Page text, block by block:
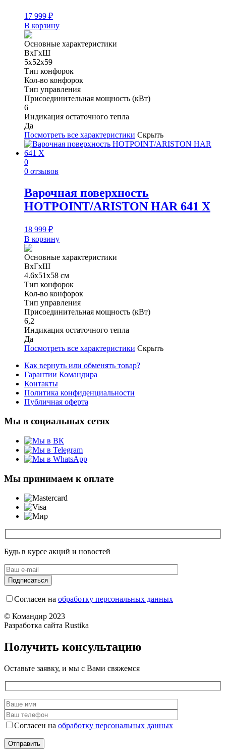
17 999 ₽
В корзину
Основные характеристики
ВхГхШ
5х52х59
Тип конфорок
Кол-во конфорок
Тип управления
Присоединительная мощность (кВт)
6
Индикация остаточного тепла
Да
Посмотреть все характеристики Скрыть
0
0 отзывов
Варочная поверхность
HOTPOINT/ARISTON HAR 641 X
18 999 ₽
В корзину
Основные характеристики
ВхГхШ
4.6х51х58 см
Тип конфорок
Кол-во конфорок
Тип управления
Присоединительная мощность (кВт)
6,2
Индикация остаточного тепла
Да
Посмотреть все характеристики Скрыть
Как вернуть или обменять товар?
Гарантии Командира
Контакты
Политика конфиденциальности
Публичная оферта
Мы в социальных сетях
Мы принимаем к оплате
Будь в курсе акций и новостей
Согласен на обработку персональных данных
© Командир 2023
Разработка сайта Rustika
Получить консультацию
Оставьте заявку, и мы с Вами свяжемся
Согласен на обработку персональных данных